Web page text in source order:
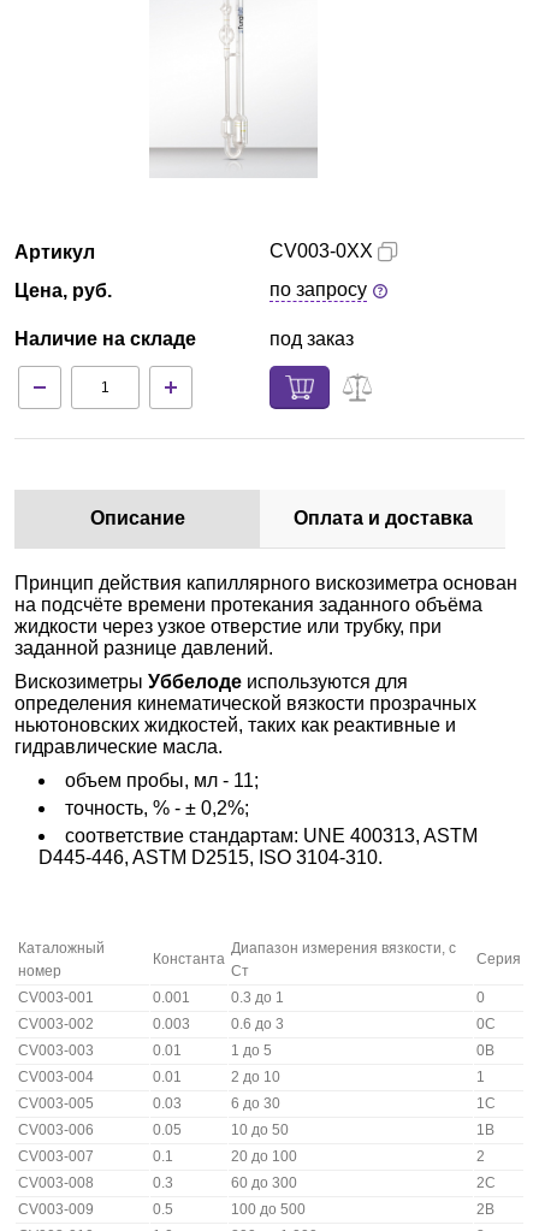
Производители
Партнеры
Технический сервис
Контакты
Артикул
Цена, руб.
Наличие на складе
CV003-0XX
по запросу
под заказ
Описание Оплата и доставка
Принцип действия капиллярного вискозиметра основан
на подсчёте времени протекания заданного объёма
жидкости через узкое отверстие или трубку, при
заданной разнице давлений.
Вискозиметры Уббелоде используются для
определения кинематической вязкости прозрачных
ньютоновских жидкостей, таких как реактивные и
гидравлические масла.
объем пробы, мл - 11;
точность, % - ± 0,2%;
соответствие стандартам: UNE 400313, ASTM
D445-446, ASTM D2515, ISO 3104-310.
Каталожный
номер
Константа
Диапазон измерения вязкости, с
Ст
Серия
CV003-001 0.001 0.3 до 1
0
CV003-002
0.003 0.6 до 3
0С
CV003-003
0.01 1 до 5
0В
CV003-004
0.01 2 до 10
1
CV003-005
0.03 6 до 30
1С
CV003-006
0.05 10 до 50
1В
CV003-007
0.1 20 до 100
2
CV003-008
0.3 60 до 300
2С
CV003-009
0.5 100 до 500
2В